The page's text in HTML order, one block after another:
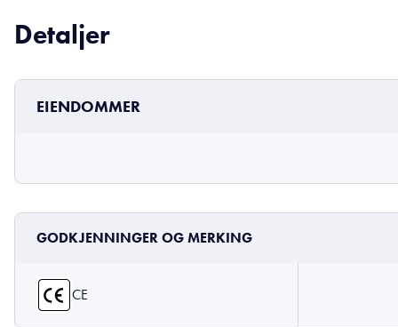
Detaljer
EIENDOMMER
GODKJENNINGER OG MERKING
CE